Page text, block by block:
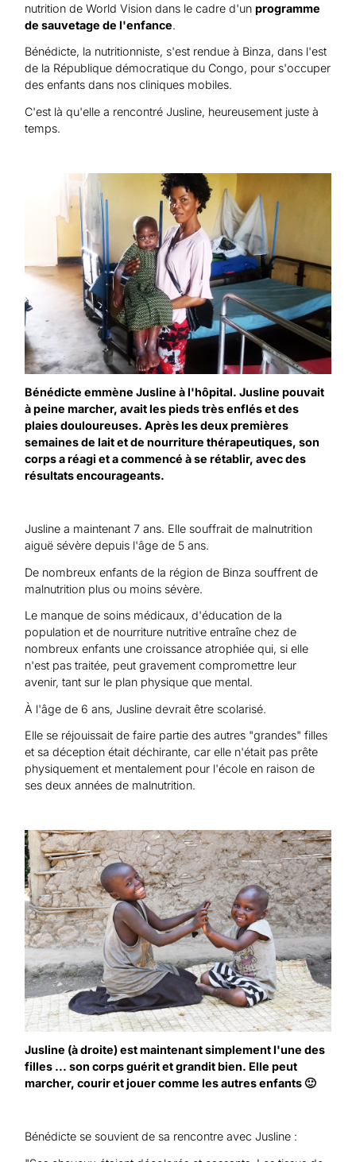
nutrition de World Vision dans le cadre d'unprogramme
de sauvetage de l'enfance.
Bénédicte, la nutritionniste, s'est rendue à Binza, dans l'est
de la République démocratique du Congo, pour s'occuper
des enfants dans nos cliniques mobiles.
C'est là qu'elle a rencontré Jusline, heureusement juste à
temps.
Bénédicte emmène Jusline à l'hôpital. Jusline pouvait
à peine marcher, avait les pieds très enflés et des
plaies douloureuses. Après les deux premières
semaines de lait et de nourriture thérapeutiques, son
corps a réagi et a commencé à se rétablir, avec des
résultats encourageants.
Jusline a maintenant 7 ans. Elle souffrait de malnutrition
aiguë sévère depuis l'âge de 5 ans.
De nombreux enfants de la région de Binza souffrent de
malnutrition plus ou moins sévère.
Le manque de soins médicaux, d'éducation de la
population et de nourriture nutritive entraîne chez de
nombreux enfants une croissance atrophiée qui, si elle
n'est pas traitée, peut gravement compromettre leur
avenir, tant sur le plan physique que mental.
À l'âge de 6 ans, Jusline devrait être scolarisé.
Elle se réjouissait de faire partie des autres "grandes" filles
et sa déception était déchirante, car elle n'était pas prête
physiquement et mentalement pour l'école en raison de
ses deux années de malnutrition.
Jusline (à droite) est maintenant simplement l'une des
filles ... son corps guérit et grandit bien. Elle peut
marcher, courir et jouer comme les autres enfants 🙂
Bénédicte se souvient de sa rencontre avec Jusline :